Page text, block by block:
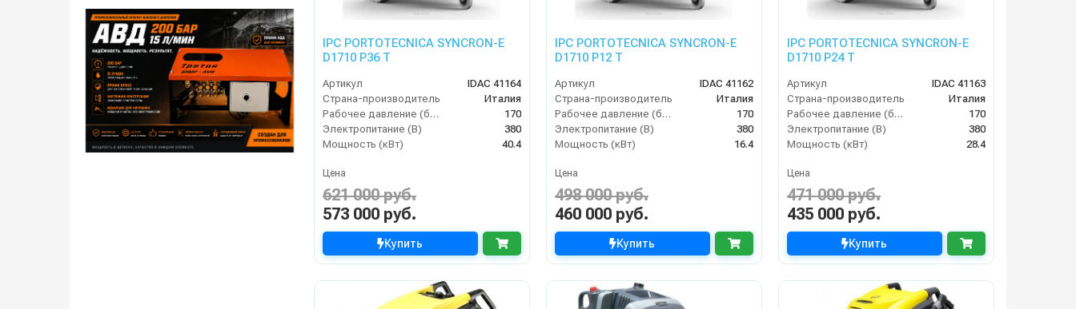
IPC PORTOTECNICA SYNCRON-E
D1710 P36 T
Артикул
IDAC 41164
Страна-производитель
Италия
Рабочее давление (бар)
170
Электропитание (В)
380
Мощность (кВт)
40.4
Цена
621 000 руб.
573 000 руб.
Купить
IPC PORTOTECNICA SYNCRON-E
D1710 P12 T
Артикул
IDAC 41162
Страна-производитель
Италия
Рабочее давление (бар)
170
Электропитание (В)
380
Мощность (кВт)
16.4
Цена
498 000 руб.
460 000 руб.
Купить
IPC PORTOTECNICA SYNCRON-E
D1710 P24 T
Артикул
IDAC 41163
Страна-производитель
Италия
Рабочее давление (бар)
170
Электропитание (В)
380
Мощность (кВт)
28.4
Цена
471 000 руб.
435 000 руб.
Купить